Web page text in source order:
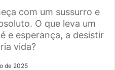
com um sussurro e
O que leva um
e esperança, a desistir
vida?
de 2025